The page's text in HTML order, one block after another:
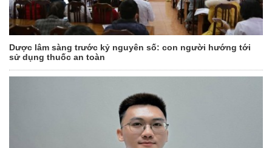
Dược lâm sàng trước kỷ nguyên số: con người hướng tới
sử dụng thuốc an toàn